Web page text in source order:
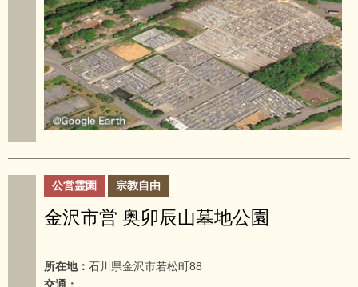
公営霊園 宗教自由
金沢市営 奥卯辰山墓地公園
所在地： 石川県金沢市若松町88